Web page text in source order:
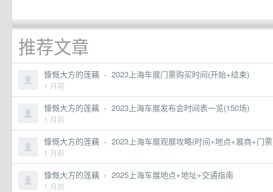
推荐文章
慷慨大方的莲藕 · 2023上海车展门票购买时间(开始+结束)
1 月前
慷慨大方的莲藕 · 2023上海车展发布会时间表一览(150场)
1 月前
慷慨大方的莲藕 · 2023上海车展观展攻略(时间+地点+展商+门
1 月前
慷慨大方的莲藕 · 2025上海车展地点+地址+交通指南
1 月前